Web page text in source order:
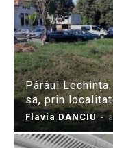
Pârâul
sa, prin
Flavia DANCIU -